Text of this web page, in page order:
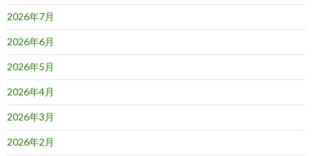
2026年7月
2026年6月
2026年5月
2026年4月
2026年3月
2026年2月